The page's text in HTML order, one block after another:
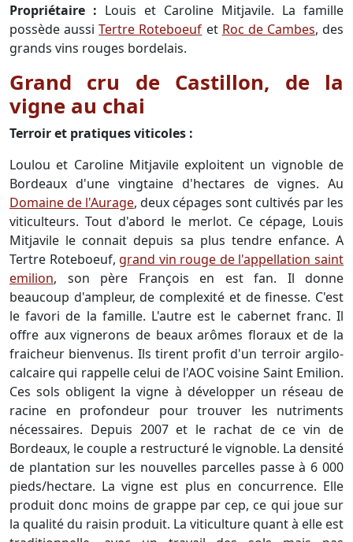
Propriétaire : Louis et Caroline Mitjavile. La famille
possède aussiTertre Roteboeuf et Roc de Cambes, des
grands vins rouges bordelais.
Grand cru de Castillon, de la
vigne au chai
Terroir et pratiques viticoles :
Loulou et Caroline Mitjavile exploitent un vignoble de
Bordeaux d'une vingtaine d'hectares de vignes. Au
Domaine de l'Aurage, deux cépages sont cultivés par les
viticulteurs. Tout d'abord le merlot. Ce cépage, Louis
Mitjavile le connait depuis sa plus tendre enfance. A
Tertre Roteboeuf, grand vin rouge de l'appellation saint
emilion, son père François en est fan. Il donne
beaucoup d'ampleur, de complexité et de finesse. C'est
le favori de la famille. L'autre est le cabernet franc. Il
offre aux vignerons de beaux arômes floraux et de la
fraicheur bienvenus. Ils tirent profit d'un terroir argilo-
calcaire qui rappelle celui de l'AOC voisine Saint Emilion.
Ces sols obligent la vigne à développer un réseau de
racine en profondeur pour trouver les nutriments
nécessaires. Depuis 2007 et le rachat de ce vin de
Bordeaux, le couple a restructuré le vignoble. La densité
de plantation sur les nouvelles parcelles passe à 6 000
pieds/hectare. La vigne est plus en concurrence. Elle
produit donc moins de grappe par cep, ce qui joue sur
la qualité du raisin produit. La viticulture quant à elle est